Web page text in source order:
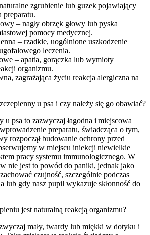
zgrubienie lub guzek pojawiający
preparatu.
– nagły obrzęk głowy lub pyska
pomocy medycznej.
– rzadkie, uogólnione uszkodzenie
leczenia.
– apatia, gorączka lub wymioty
organizmu.
zagrażająca życiu reakcja alergiczna na
u psa i czy należy się go obawiać?
u psa to zazwyczaj łagodna i miejscowa
preparatu, świadcząca o tym,
rozpoczął budowanie ochrony przed
w miejscu iniekcji niewielkie
pracy systemu immunologicznego. W
nie jest to powód do paniki, jednak jako
czujność, szczególnie podczas
lub gdy nasz pupil wykazuje skłonność do
jest naturalną reakcją organizmu?
mały, twardy lub miękki w dotyku i